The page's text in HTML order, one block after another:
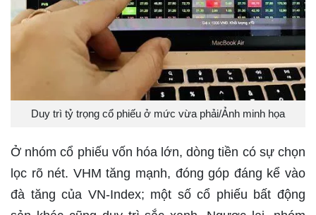
Duy trì tỷ trọng cổ phiếu ở mức vừa phải/Ảnh minh họa
Ở nhóm cổ phiếu vốn hóa lớn, dòng tiền có sự chọn
lọc rõ nét. VHM tăng mạnh, đóng góp đáng kể vào
đà tăng của VN-Index; một số cổ phiếu bất động